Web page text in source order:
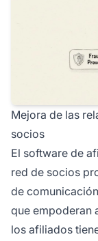
Mejora de las
socios
El software de
red de socios
de
que empoderan
los afiliados